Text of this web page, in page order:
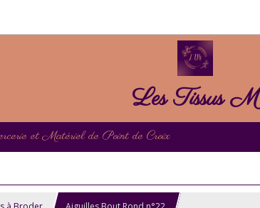
Les Tissus M
et Matériel de Point de Croix